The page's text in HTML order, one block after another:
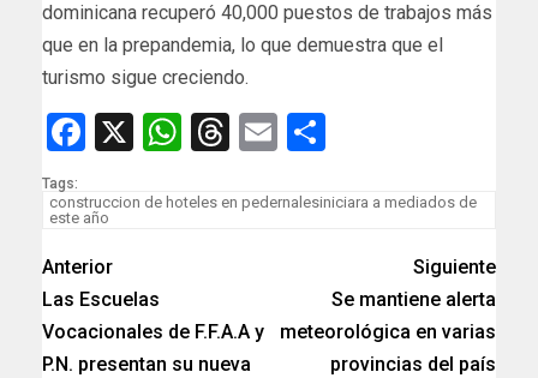
dominicana recuperó 40,000 puestos de trabajos más
que en la prepandemia, lo que demuestra que el
turismo sigue creciendo.
Facebook
X WhatsApp
Threads
Email
Tags:
construccion de hoteles en pedernalesiniciara a mediados de
este año
Anterior
Las Escuelas
Vocacionales de F.F.A.A y
P.N. presentan su nueva
Siguiente
Se mantiene alerta
meteorológica en varias
provincias del país